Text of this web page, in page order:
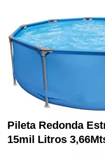
Pileta Redonda
15mil Litros